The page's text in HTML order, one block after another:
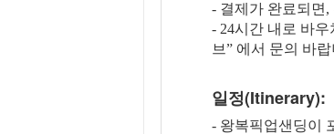
- 결제가 완료되면
- 24시간 내로 바
브” 에서 문의 바
일정(Itinerary):
- 왕복픽업샌딩이